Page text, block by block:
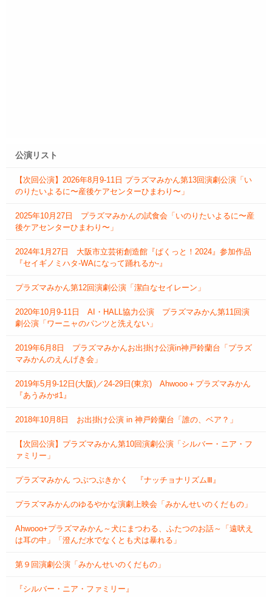
公演リスト
【次回公演】2026年8月9-11日 プラズマみかん第13回演劇公演「い
のりたいよるに〜産後ケアセンターひまわり〜」
2025年10月27日 プラズマみかんの試食会「いのりたいよるに〜産
後ケアセンターひまわり〜」
2024年1月27日 大阪市立芸術創造館『ぱくっと！2024』参加作品
『セイギノミハタ‐WAになって踊れるか‐』
プラズマみかん第12回演劇公演「潔白なセイレーン」
2020年10月9-11日 AI・HALL協力公演 プラズマみかん第11回演
劇公演「ワーニャのパンツと洗えない」
2019年6月8日 プラズマみかんお出掛け公演in神戸鈴蘭台「プラズ
マみかんのえんげき会」
2019年5月9‐12日(大阪)／24-29日(東京) Ahwooo＋プラズマみかん
『あうみか♯1』
2018年10月8日 お出掛け公演 in 神戸鈴蘭台「誰の、ベア？」
【次回公演】プラズマみかん第10回演劇公演「シルバー・ニア・フ
ァミリー」
プラズマみかん つぶつぶきかく 『ナッチョナリズムⅢ』
プラズマみかんのゆるやかな演劇上映会「みかんせいのくだもの」
Ahwooo+プラズマみかん～犬にまつわる、ふたつのお話～「遠吠え
は耳の中」「澄んだ水でなくとも犬は暴れる」
第９回演劇公演「みかんせいのくだもの」
『シルバー・ニア・ファミリー』